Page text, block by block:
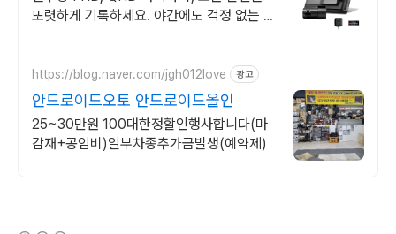
또렷하게 기록하세요. 야간에도 걱정 없는 선
https://blog.naver.com/jgh012love 광고
안드로이드오토 안드로이드올인
25~30만원 100대한정할인행사합니다(마
감재+공임비)일부차종추가금발생(예약제)